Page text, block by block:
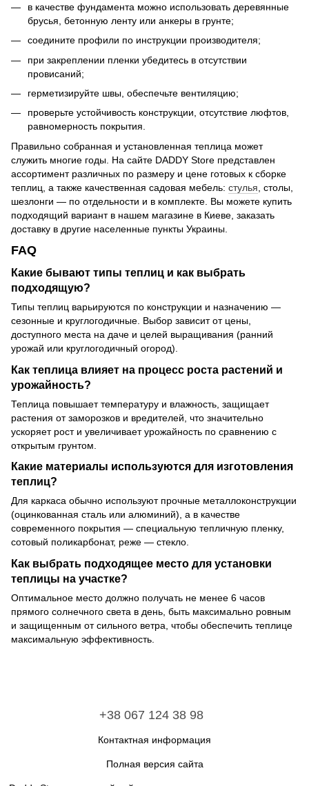
в качестве фундамента можно использовать деревянные
брусья, бетонную ленту или анкеры в грунте;
соедините профили по инструкции производителя;
при закреплении пленки убедитесь в отсутствии
провисаний;
герметизируйте швы, обеспечьте вентиляцию;
проверьте устойчивость конструкции, отсутствие люфтов,
равномерность покрытия.
Правильно собранная и установленная теплица может
служить многие годы. На сайте DADDY Store представлен
ассортимент различных по размеру и цене готовых к сборке
теплиц, а также качественная садовая мебель: стулья , столы,
шезлонги — по отдельности и в комплекте. Вы можете купить
подходящий вариант в нашем магазине в Киеве, заказать
доставку в другие населенные пункты Украины.
FAQ
Какие бывают типы теплиц и как выбрать
подходящую?
Типы теплиц варьируются по конструкции и назначению —
сезонные и круглогодичные. Выбор зависит от цены,
доступного места на даче и целей выращивания (ранний
урожай или круглогодичный огород).
Как теплица влияет на процесс роста растений и
урожайность?
Теплица повышает температуру и влажность, защищает
растения от заморозков и вредителей, что значительно
ускоряет рост и увеличивает урожайность по сравнению с
открытым грунтом.
Какие материалы используются для изготовления
теплиц?
Для каркаса обычно используют прочные металлоконструкции
(оцинкованная сталь или алюминий), а в качестве
современного покрытия — специальную тепличную пленку,
сотовый поликарбонат, реже — стекло.
Как выбрать подходящее место для установки
теплицы на участке?
Оптимальное место должно получать не менее 6 часов
прямого солнечного света в день, быть максимально ровным
и защищенным от сильного ветра, чтобы обеспечить теплице
максимальную эффективность.
+38 067 124 38 98
Контактная информация
Полная версия сайта